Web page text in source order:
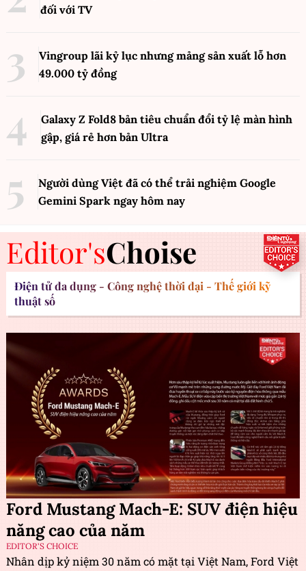
đối với TV
Vingroup lãi kỷ lục nhưng mảng sản xuất lỗ hơn
49.000 tỷ đồng
Galaxy Z Fold8 bản tiêu chuẩn đổi tỷ lệ màn hình
gập, giá rẻ hơn bản Ultra
Người dùng Việt đã có thể trải nghiệm Google
Gemini Spark ngay hôm nay
Editor'sChoise
Điện tử đa dụng - Công nghệ thời đại - Thế giới kỹ
thuật số
Ford Mustang Mach-E: SUV điện hiệu
năng cao của năm
EDITOR'S CHOICE
Nhân dịp kỷ niệm 30 năm có mặt tại Việt Nam, Ford Việt